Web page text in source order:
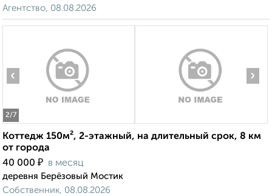
Агентство, 08.08.2026
2/7
‹ ›
Коттедж 150м², 2-этажный, на длительный срок, 8 км
от города
40 000 ₽ в месяц
деревня Берёзовый Мостик
Собственник, 08.08.2026